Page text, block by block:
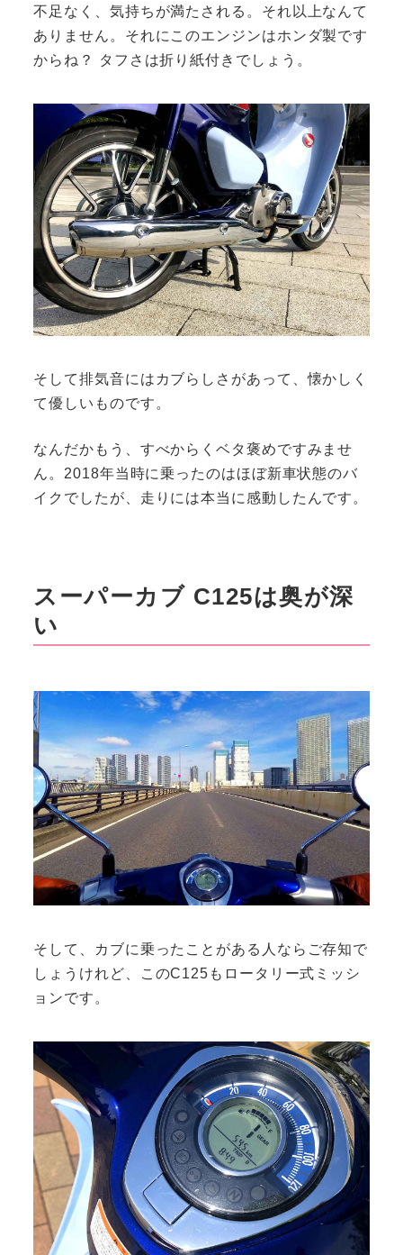
不足なく、気持ちが満たされる。それ以上なんて
ありません。それにこのエンジンはホンダ製です
からね？ タフさは折り紙付きでしょう。
そして排気音にはカブらしさがあって、懐かしく
て優しいものです。
なんだかもう、すべからくベタ褒めですみませ
ん。2018年当時に乗ったのはほぼ新車状態のバ
イクでしたが、走りには本当に感動したんです。
スーパーカブ C125は奥が深
い
そして、カブに乗ったことがある人ならご存知で
しょうけれど、このC125もロータリー式ミッシ
ョンです。